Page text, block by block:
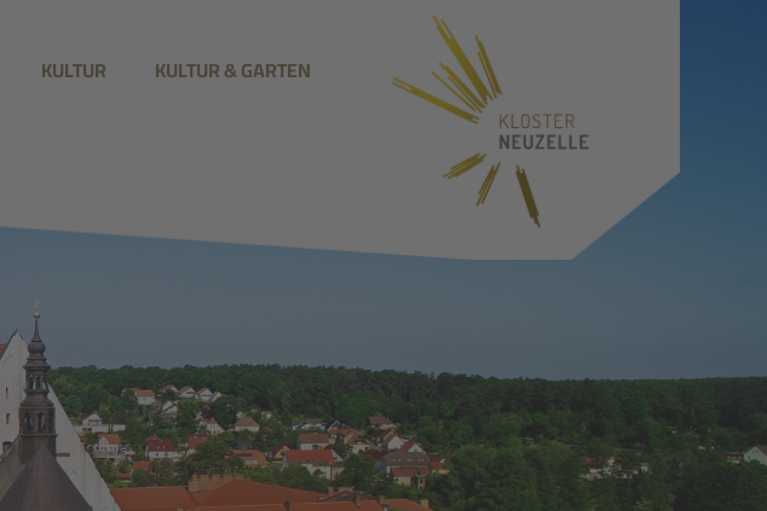
KULTUR KULTUR & GARTEN